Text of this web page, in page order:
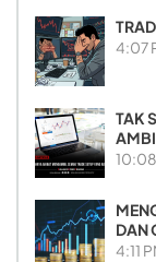
4:07
TAK
DAN
4:11